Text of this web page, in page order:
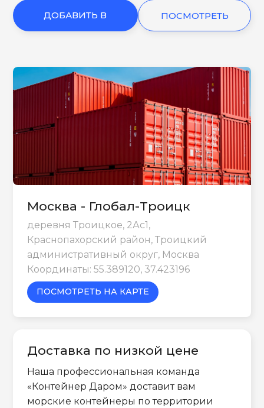
ДОБАВИТЬ В ПОСМОТРЕТЬ
Москва - Глобал-Троицк
деревня Троицкое, 2Ас1,
Краснопахорский район, Троицкий
административный округ, Москва
Координаты: 55.389120, 37.423196
ПОСМОТРЕТЬ НА КАРТЕ
Доставка по низкой цене
Наша профессиональная команда
«Контейнер Даром» доставит вам
морские контейнеры по территории